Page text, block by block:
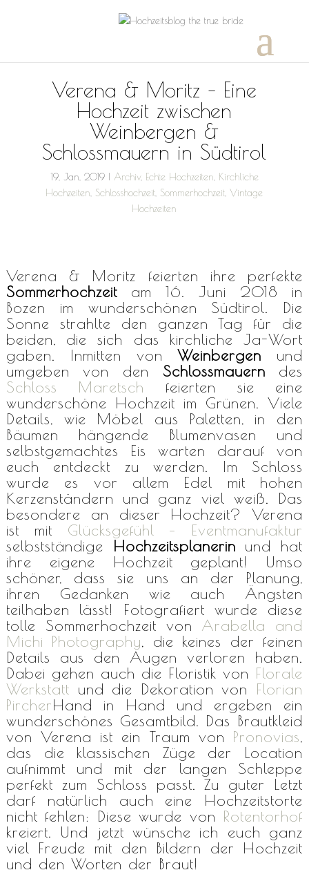
Verena & Moritz – Eine
Hochzeit zwischen
Weinbergen &
Schlossmauern in Südtirol
19, Jan, 2019| Archiv, Echte Hochzeiten Kirchliche
Hochzeiten Schlosshochzeit Sommerhochzeit ,Vintage
Hochzeiten
Verena & Moritz feierten ihre perfekte
Sommerhochzeitam 16. Juni 2018 in
Bozen im wunderschönen Südtirol. Die
Sonne strahlte den ganzen Tag für die
beiden, die sich das kirchliche Ja-Wort
gaben. Inmitten vonWeinbergen und
umgeben von den Schlossmauern des
Schloss Maretsch feierten sie eine
wunderschöne Hochzeit im Grünen. Viele
Details, wie Möbel aus Paletten, in den
Bäumen hängende Blumenvasen und
selbstgemachtes Eis warten darauf von
euch entdeckt zu werden. Im Schloss
wurde es vor allem Edel mit hohen
Kerzenständern und ganz viel weiß. Das
besondere an dieser Hochzeit? Verena
ist mit Glücksgefühl – Eventmanufaktur
selbstständige Hochzeitsplanerin und hat
ihre eigene Hochzeit geplant! Umso
schöner, dass sie uns an der Planung,
ihren Gedanken wie auch Ängsten
teilhaben lässt! Fotografiert wurde diese
tolle Sommerhochzeit von Arabella and
Michi Photography, die keines der feinen
Details aus den Augen verloren haben.
Dabei gehen auch die Floristik von Florale
Werkstatt und die Dekoration von Florian
PircherHand in Hand und ergeben ein
wunderschönes Gesamtbild. Das Brautkleid
von Verena ist ein Traum von Pronovias,
das die klassischen Züge der Location
aufnimmt und mit der langen Schleppe
perfekt zum Schloss passt. Zu guter Letzt
darf natürlich auch eine Hochzeitstorte
nicht fehlen: Diese wurde von Rotentorhof
kreiert. Und jetzt wünsche ich euch ganz
viel Freude mit den Bildern der Hochzeit
und den Worten der Braut!